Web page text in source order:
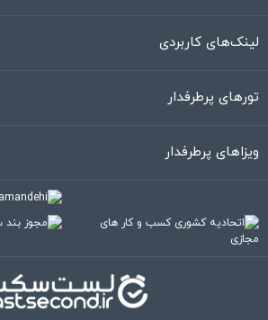
لینک‌های کاربردی
تورهای پرطرفدار
ویزاهای پرطرفدار